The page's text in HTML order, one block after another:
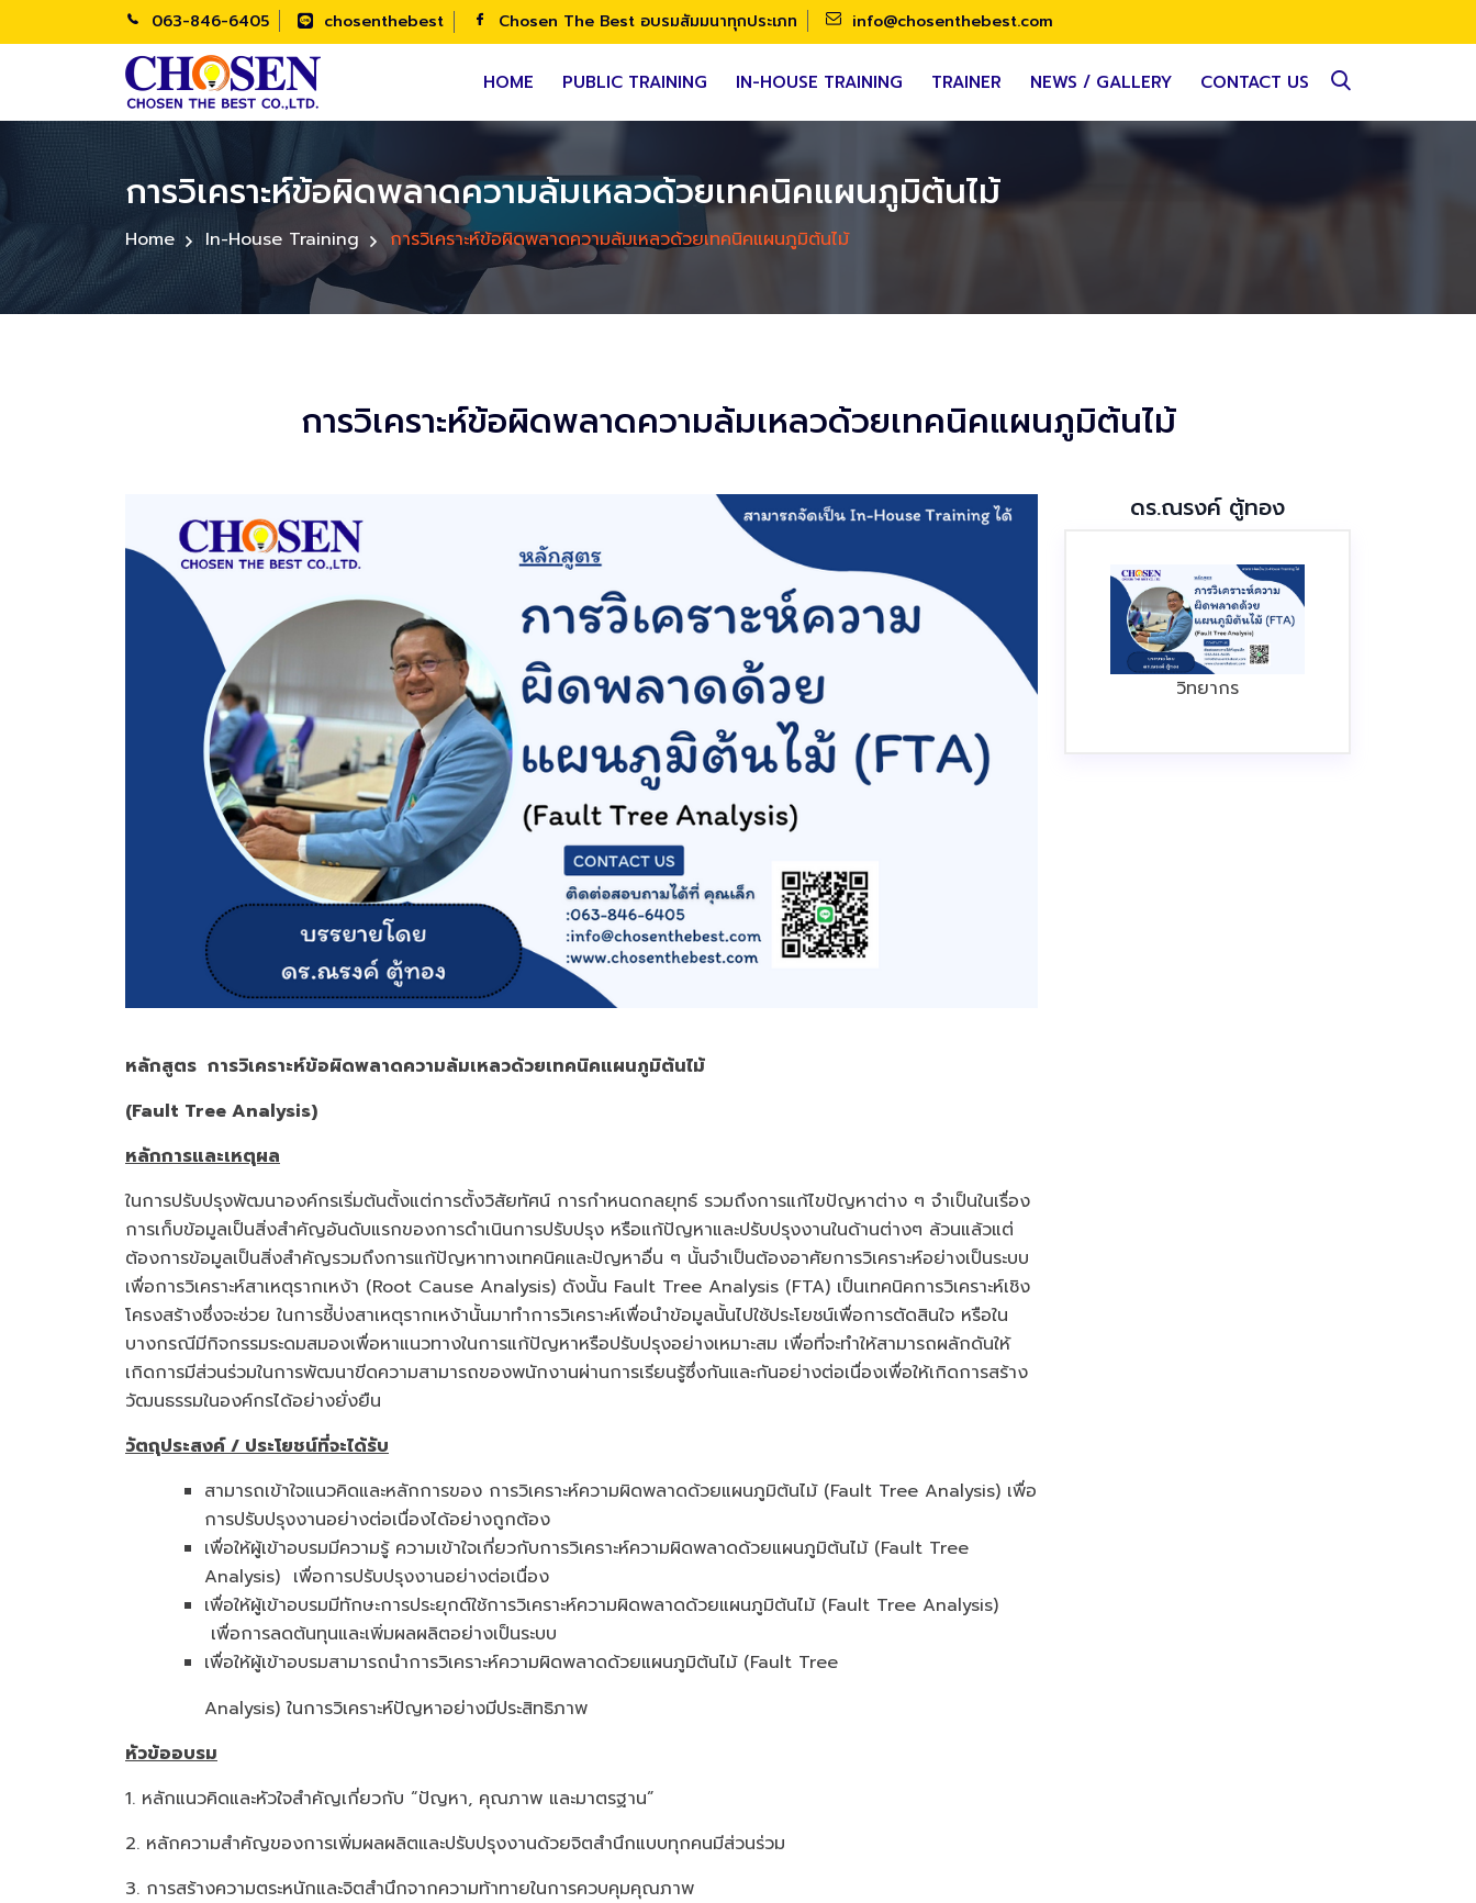
063-846-6405 chosenthebest Chosen The Best อบรมสัมมนาทุกประเภท info@chosenthebest.com
HOME PUBLIC TRAINING IN-HOUSE TRAINING TRAINER NEWS / GALLERY CONTACT US
การวิเคราะห์ข้อผิดพลาดความล้มเหลวด้วยเทคนิคแผนภูมิต้นไม้
Home In-House Training การวิเคราะห์ข้อผิดพลาดความล้มเหลวด้วยเทคนิคแผนภูมิต้นไม้
การวิเคราะห์ข้อผิดพลาดความล้มเหลวด้วยเทคนิคแผนภูมิต้นไม้
หลักสูตร การวิเคราะห์ข้อผิดพลาดความล้มเหลวด้วยเทคนิคแผนภูมิต้นไม้
(Fault Tree Analysis)
หลักการและเหตุผล
ในการปรับปรุงพัฒนาองค์กรเริ่มต้นตั้งแต่การตั้งวิสัยทัศน์ การกำหนดกลยุทธ์ รวมถึงการแก้ไขปัญหาต่าง ๆ จำเป็นในเรื่อง
การเก็บข้อมูลเป็นสิ่งสำคัญอันดับแรกของการดำเนินการปรับปรุง หรือแก้ปัญหาและปรับปรุงงานในด้านต่างๆ ล้วนแล้วแต่
ต้องการข้อมูลเป็นสิ่งสำคัญรวมถึงการแก้ปัญหาทางเทคนิคและปัญหาอื่น ๆ นั้นจำเป็นต้องอาศัยการวิเคราะห์อย่างเป็นระบบ
เพื่อการวิเคราะห์สาเหตุรากเหง้า (Root Cause Analysis) ดังนั้น Fault Tree Analysis (FTA) เป็นเทคนิคการวิเคราะห์เชิง
โครงสร้างซึ่งจะช่วย ในการชี้บ่งสาเหตุรากเหง้านั้นมาทำการวิเคราะห์เพื่อนำข้อมูลนั้นไปใช้ประโยชน์เพื่อการตัดสินใจ หรือใน
บางกรณีมีกิจกรรมระดมสมองเพื่อหาแนวทางในการแก้ปัญหาหรือปรับปรุงอย่างเหมาะสม เพื่อที่จะทำให้สามารถผลักดันให้
เกิดการมีส่วนร่วมในการพัฒนาขีดความสามารถของพนักงานผ่านการเรียนรู้ซึ่งกันและกันอย่างต่อเนื่องเพื่อให้เกิดการสร้าง
วัฒนธรรมในองค์กรได้อย่างยั่งยืน
วัตถุประสงค์ / ประโยชน์ที่จะได้รับ
สามารถเข้าใจแนวคิดและหลักการของ การวิเคราะห์ความผิดพลาดด้วยแผนภูมิต้นไม้ (Fault Tree Analysis) เพื่อ
การปรับปรุงงานอย่างต่อเนื่องได้อย่างถูกต้อง
เพื่อให้ผู้เข้าอบรมมีความรู้ ความเข้าใจเกี่ยวกับการวิเคราะห์ความผิดพลาดด้วยแผนภูมิต้นไม้ (Fault Tree
Analysis) เพื่อการปรับปรุงงานอย่างต่อเนื่อง
เพื่อให้ผู้เข้าอบรมมีทักษะการประยุกต์ใช้การวิเคราะห์ความผิดพลาดด้วยแผนภูมิต้นไม้ (Fault Tree Analysis)
เพื่อการลดต้นทุนและเพิ่มผลผลิตอย่างเป็นระบบ
เพื่อให้ผู้เข้าอบรมสามารถนำการวิเคราะห์ความผิดพลาดด้วยแผนภูมิต้นไม้ (Fault Tree
Analysis) ในการวิเคราะห์ปัญหาอย่างมีประสิทธิภาพ
หัวข้ออบรม
1. หลักแนวคิดและหัวใจสำคัญเกี่ยวกับ “ปัญหา, คุณภาพ และมาตรฐาน”
2. หลักความสำคัญของการเพิ่มผลผลิตและปรับปรุงงานด้วยจิตสำนึกแบบทุกคนมีส่วนร่วม
3. การสร้างความตระหนักและจิตสำนึกจากความท้าทายในการควบคุมคุณภาพ
ดร.ณรงค์ ตู้ทอง
วิทยากร